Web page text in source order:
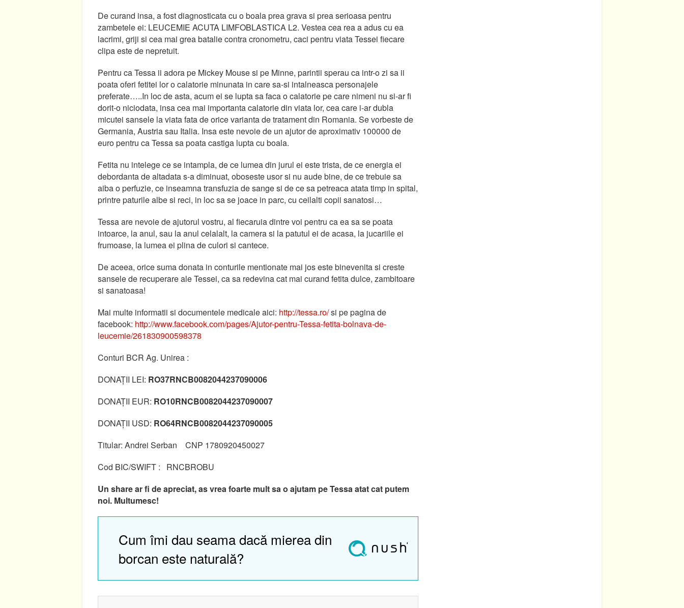
De curand insa, a fost diagnosticata cu o boala prea grava si prea serioasa pentru
zambetele ei: LEUCEMIE ACUTA LIMFOBLASTICA L2. Vestea cea rea a adus cu ea
lacrimi, griji si cea mai grea batalie contra cronometru, caci pentru viata Tessei fiecare
clipa este de nepretuit.
Pentru ca Tessa ii adora pe Mickey Mouse si pe Minne, parintii sperau ca intr-o zi sa ii
poata oferi fetitei lor o calatorie minunata in care sa-si intalneasca personajele
preferate…..In loc de asta, acum ei se lupta sa faca o calatorie pe care nimeni nu si-ar fi
dorit-o niciodata, insa cea mai importanta calatorie din viata lor, cea care i-ar dubla
micutei sansele la viata fata de orice varianta de tratament din Romania. Se vorbeste de
Germania, Austria sau Italia. Insa este nevoie de un ajutor de aproximativ 100000 de
euro pentru ca Tessa sa poata castiga lupta cu boala.
Fetita nu intelege ce se intampla, de ce lumea din jurul ei este trista, de ce energia ei
debordanta de altadata s-a diminuat, oboseste usor si nu aude bine, de ce trebuie sa
aiba o perfuzie, ce inseamna transfuzia de sange si de ce sa petreaca atata timp in spital,
printre paturile albe si reci, in loc sa se joace in parc, cu ceilalti copii sanatosi…
Tessa are nevoie de ajutorul vostru, al fiecaruia dintre voi pentru ca ea sa se poata
intoarce, la anul, sau la anul celalalt, la camera si la patutul ei de acasa, la jucariile ei
frumoase, la lumea ei plina de culori si cantece.
De aceea, orice suma donata in conturile mentionate mai jos este binevenita si creste
sansele de recuperare ale Tessei, ca sa redevina cat mai curand fetita dulce, zambitoare
si sanatoasa!
Mai multe informatii si documentele medicale aici: http://tessa.ro/si pe pagina de
facebook: http://www.facebook.com/pages/Ajutor-pentru-Tessa-fetita-bolnava-de-
leucemie/261830900598378
Conturi BCR Ag. Unirea :
DONAȚII LEI: RO37RNCB0082044237090006
DONAȚII EUR: RO10RNCB0082044237090007
DONAȚII USD: RO64RNCB0082044237090005
Titular: Andrei Serban CNP 1780920450027
Cod BIC/SWIFT : RNCBROBU
Un share ar fi de apreciat, as vrea foarte mult sa o ajutam pe Tessa atat cat putem
noi. Multumesc!
Cum îmi dau seama dacă mierea din
borcan este naturală?